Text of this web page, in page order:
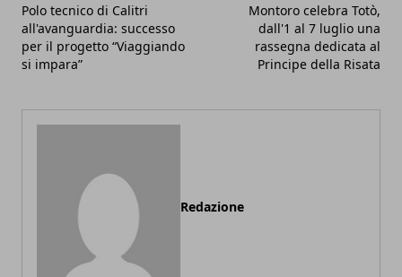
Polo tecnico di Calitri
all'avanguardia: successo
per il progetto “Viaggiando
si impara”
Montoro celebra Totò,
dall'1 al 7 luglio una
rassegna dedicata al
Principe della Risata
Redazione